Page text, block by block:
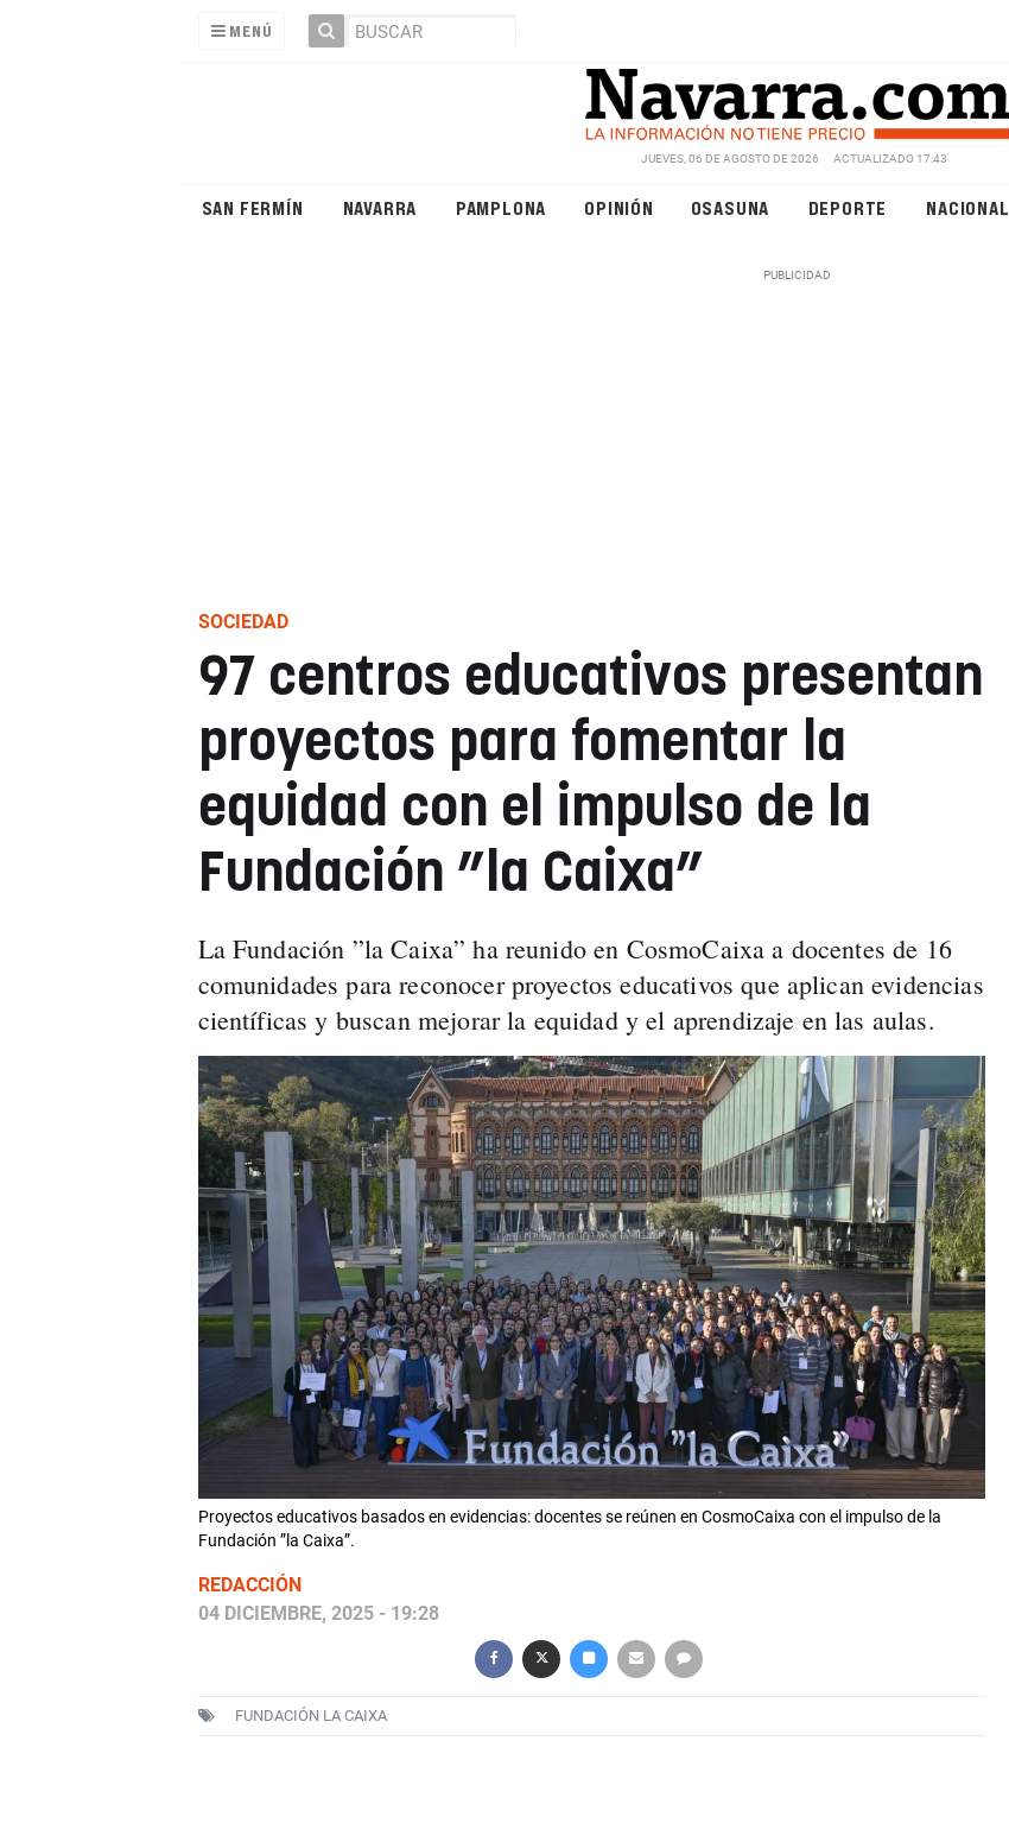
MENÚ
JUEVES, 06 DE AGOSTO DE 2026 ACTUALIZADO 17:43
SAN FERMÍN NAVARRA PAMPLONA OPINIÓN OSASUNA DEPORTE NACIONAL
SOCIEDAD
97 centros educativos presentan
proyectos para fomentar la
equidad con el impulso de la
Fundación ”la Caixa”
La Fundación ”la Caixa” ha reunido en CosmoCaixa a docentes de 16
comunidades para reconocer proyectos educativos que aplican evidencias
científicas y buscan mejorar la equidad y el aprendizaje en las aulas.
Proyectos educativos basados en evidencias: docentes se reúnen en CosmoCaixa con el impulso de la
Fundación ”la Caixa”.
REDACCIÓN
04 DICIEMBRE, 2025 - 19:28
FUNDACIÓN LA CAIXA